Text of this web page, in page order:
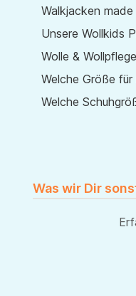
Walkjacken
Unsere Wollkids
Wolle & Wollpflege
Welche Größe für
Welche
Was wir Dir